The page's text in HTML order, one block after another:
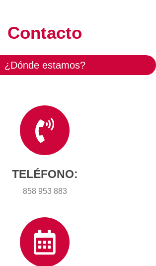
Contacto
¿Dónde estamos?
TELÉFONO:
858 953 883